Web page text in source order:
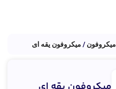
میکروفون میکروفون یقه ای